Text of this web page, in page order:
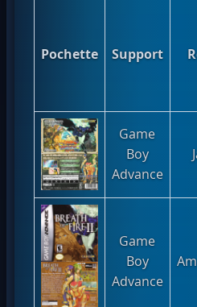
Pochette Support
Game
Boy
Advance
Game
Boy
Advance